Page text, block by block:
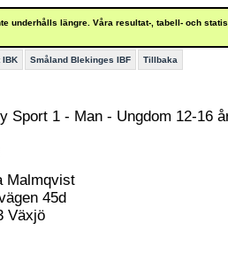
underhålls längre. Våra resultat-, tabell- och
IBK Småland Blekinges IBF Tillbaka
Sport 1 - Man - Ungdom 12-16
Malmqvist
45d
Växjö